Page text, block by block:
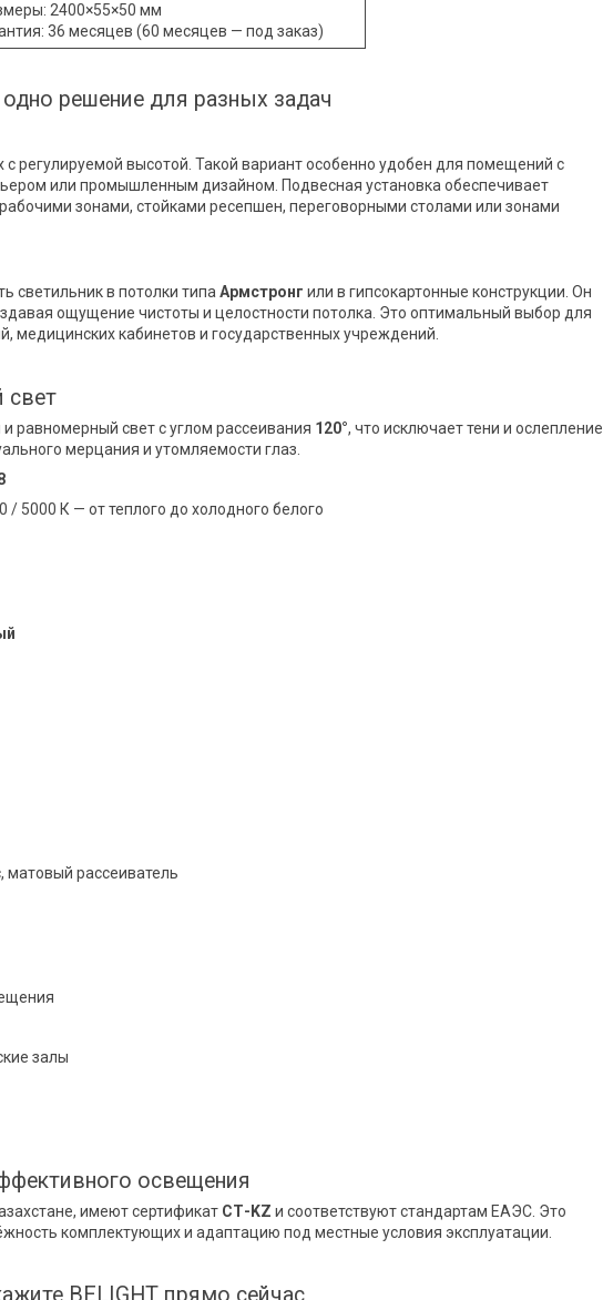
2400×55×50 мм
36 месяцев (60 месяцев — под заказ)
решение для разных задач
с регулируемой высотой. Такой вариант особенно удобен для помещений с
или промышленным дизайном. Подвесная установка обеспечивает
зонами, стойками ресепшен, переговорными столами или зонами
светильник в потолки типаАрмстронг или в гипсокартонные конструкции. Он
ощущение чистоты и целостности потолка. Это оптимальный выбор для
медицинских кабинетов и государственных учреждений.
свет
равномерный свет с углом рассеивания 120°, что исключает тени и ослепление.
мерцания и утомляемости глаз.
/ 5000 К — от теплого до холодного белого
матовый рассеиватель
залы
освещения
имеют сертификат СТ-KZ и соответствуют стандартам ЕАЭС. Это
комплектующих и адаптацию под местные условия эксплуатации.